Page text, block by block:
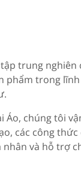
trung nghiên
phẩm trong
Áo, chúng tôi
các công thức
và hỗ trợ